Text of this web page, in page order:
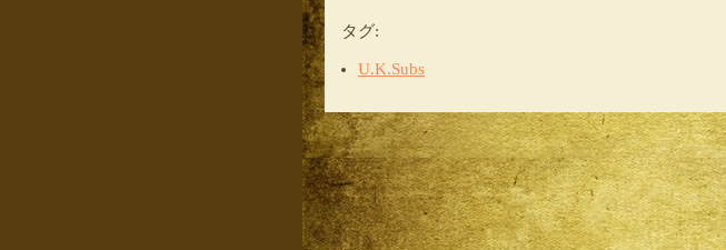
タグ:
U.K.Subs